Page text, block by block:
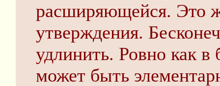
расширяющейся. Это
утверждения.
удлинить. Ровно как в
может быть